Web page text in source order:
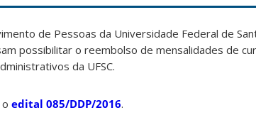
de Pessoas da Universidade Federal de
possibilitar o reembolso de mensalidades de
da UFSC.
edital 085/DDP/2016.